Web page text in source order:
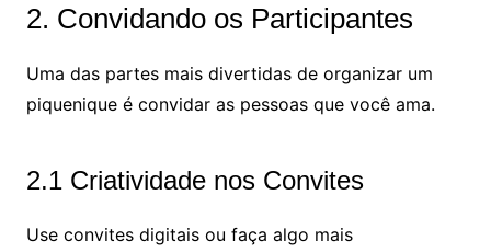
2. Convidando os Participantes
Uma das partes mais divertidas de organizar um
piquenique é convidar as pessoas que você ama.
2.1 Criatividade nos Convites
Use convites digitais ou faça algo mais